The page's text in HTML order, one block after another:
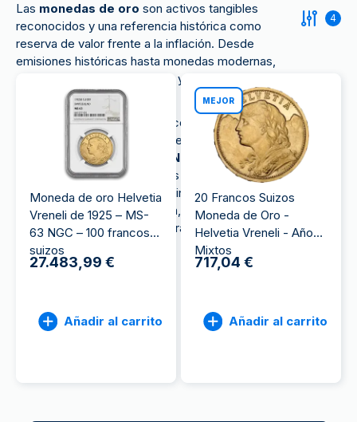
Las monedas de oro son activos tangibles
reconocidos y una referencia histórica como
reserva de valor frente a la inflación. Desde
emisiones históricas hasta monedas modernas,
ofrecen una forma accesible y atractiva de invertir
en oro físico.
Moneda Napoleón (también conocida como
moneda Luis de Oro
), Krugerrand, Maple Leaf y
muchas más: enGOLD AVENUE
encontrarás una
amplia selección de monedas de oro de alta
calidad, pensadas tanto para inversores como para
coleccionistas. Época, origen, pureza o peso:
existe una moneda de oro para cada perfil.
4
Moneda de oro Helvetia
Vreneli de 1925 – MS-
63 NGC – 100 francos
suizos
27.483,99 €
Añadir al carrito
MEJOR
20 Francos Suizos
Moneda de Oro -
Helvetia Vreneli - Años
Mixtos
717,04 €
Añadir al carrito